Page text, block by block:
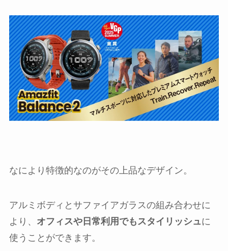
なにより特徴的なのがその上品なデザイン。
アルミボディとサファイアガラスの組み合わせに
より、 オフィスや日常利用でもスタイリッシュに
使うことができます。